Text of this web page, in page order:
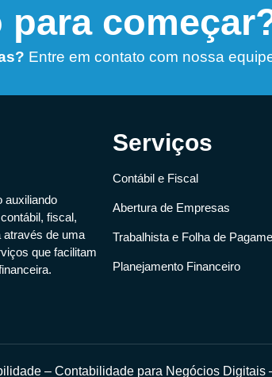
para
Entre em contato com nossa
auxiliando
fiscal,
através de uma
que facilitam
Serviços
Contábil e Fiscal
Abertura de Empresas
Trabalhista e Folha de
Planejamento Financeiro
– Contabilidade para Negócios